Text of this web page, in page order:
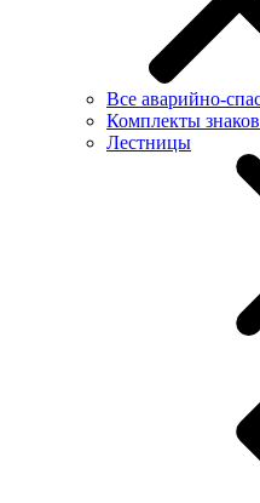
Все аварийно-
Комплекты
Лестницы